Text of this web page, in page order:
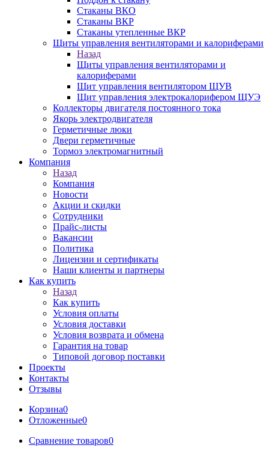
Стаканы ВКО
Стаканы ВКР
Стаканы утепленные ВКР
Щиты управления вентиляторами и калориферами
Назад
Щиты управления вентиляторами и
калориферами
Щит управления вентилятором ЩУВ
Щит управления электрокалорифером ЩУЭ
Коллекторы двигателя постоянного тока
Якорь электродвигателя
Герметичные люки
Двери герметичные
Тормоз электромагнитный
Компания
Назад
Компания
Новости
Акции и скидки
Сотрудники
Прайс-листы
Вакансии
Политика
Лицензии и сертификаты
Наши клиенты и партнеры
Как купить
Назад
Как купить
Условия оплаты
Условия доставки
Условия возврата и обмена
Гарантия на товар
Типовой договор поставки
Проекты
Контакты
Отзывы
Корзина0
Отложенные0
Сравнение товаров0